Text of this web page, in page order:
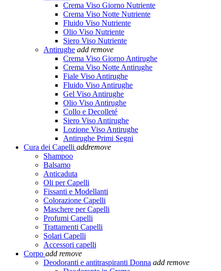
Crema Viso Giorno Nutriente
Crema Viso Notte Nutriente
Fluido Viso Nutriente
Olio Viso Nutriente
Siero Viso Nutriente
Antirughe add remove
Crema Viso Giorno Antirughe
Crema Viso Notte Antirughe
Fiale Viso Antirughe
Fluido Viso Antirughe
Gel Viso Antirughe
Olio Viso Antirughe
Collo e Decolleté
Siero Viso Antirughe
Lozione Viso Antirughe
Antirughe Primi Segni
Cura dei Capelli addremove
Shampoo
Balsamo
Anticaduta
Oli per Capelli
Fissanti e Modellanti
Colorazione Capelli
Maschere per Capelli
Profumi Capelli
Trattamenti Capelli
Solari Capelli
Accessori capelli
Corpo add remove
Deodoranti e antitraspiranti Donna add remove